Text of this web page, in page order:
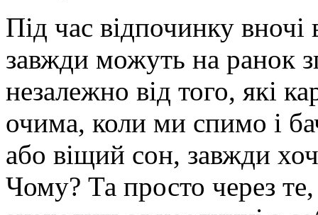
Під час відпочинку
завжди можуть на ранок
незалежно від того, які
очима, коли ми спимо і
або віщий сон, завжди
Чому? Та просто через